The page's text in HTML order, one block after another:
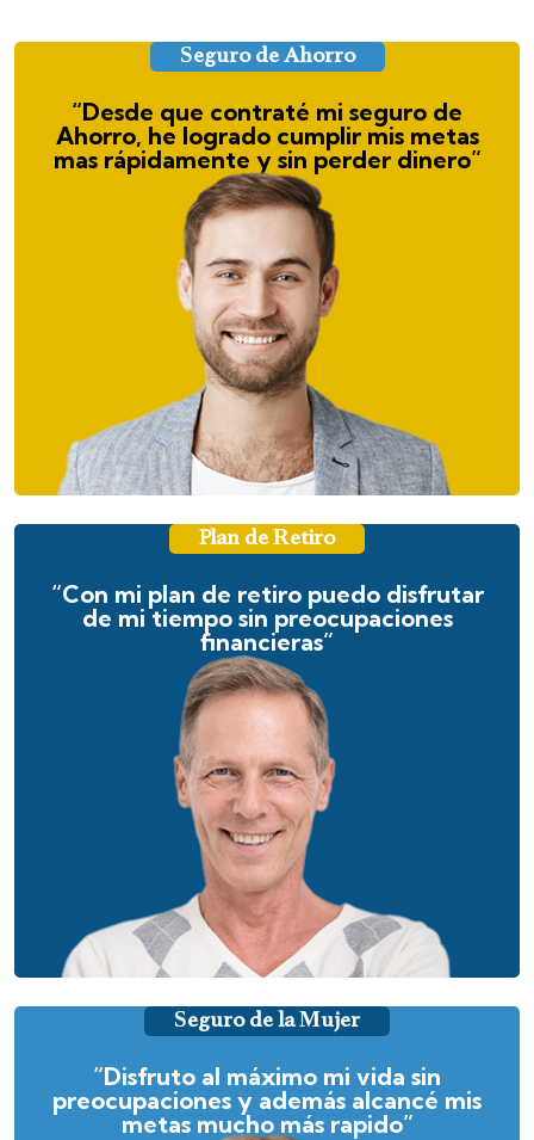
Seguro de Ahorro
“Desde que contraté mi seguro de
Ahorro, he logrado cumplir mis metas
mas rápidamente y sin perder dinero”
Plan de Retiro
“Con mi plan de retiro puedo disfrutar
de mi tiempo sin preocupaciones
financieras”
Seguro de la Mujer
“Disfruto al máximo mi vida sin
preocupaciones y además alcancé mis
metas mucho más rapido”